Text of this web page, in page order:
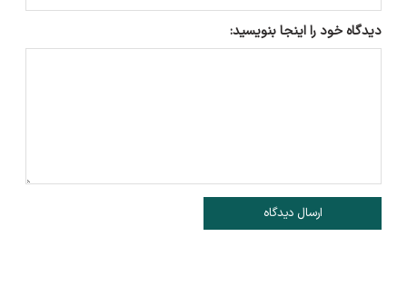
دیدگاه خود را اینجا بنویسید:
ارسال دیدگاه